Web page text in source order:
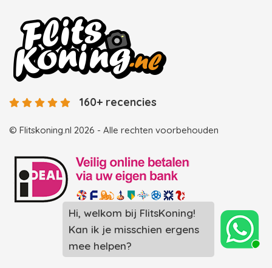
Hi, welkom bij FlitsKoning!
Kan ik je misschien ergens
mee helpen?
© Flitskoning.nl 2026 - Alle rechten voorbehouden
160+ recencies
Landingspagina overzicht photobooths
Landingspagina overzicht videobooths
Photobooth huren in Spijkenisse